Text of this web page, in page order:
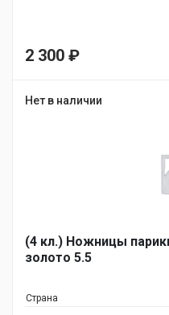
2 300 ₽
Нет в наличии
(4 кл.) Ножницы
золото 5.5
Страна